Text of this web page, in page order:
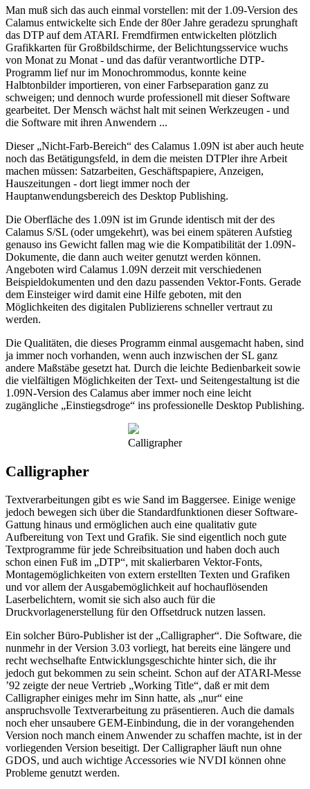
Man muß sich das auch einmal vorstellen: mit der 1.09-Version des
Calamus entwickelte sich Ende der 80er Jahre geradezu sprunghaft
das DTP auf dem ATARI. Fremdfirmen entwickelten plötzlich
Grafikkarten für Großbildschirme, der Belichtungsservice wuchs
von Monat zu Monat - und das dafür verantwortliche DTP-
Programm lief nur im Monochrommodus, konnte keine
Halbtonbilder importieren, von einer Farbseparation ganz zu
schweigen; und dennoch wurde professionell mit dieser Software
gearbeitet. Der Mensch wächst halt mit seinen Werkzeugen - und
die Software mit ihren Anwendern ...
Dieser „Nicht-Farb-Bereich“ des Calamus 1.09N ist aber auch heute
noch das Betätigungsfeld, in dem die meisten DTPler ihre Arbeit
machen müssen: Satzarbeiten, Geschäftspapiere, Anzeigen,
Hauszeitungen - dort liegt immer noch der
Hauptanwendungsbereich des Desktop Publishing.
Die Oberfläche des 1.09N ist im Grunde identisch mit der des
Calamus S/SL (oder umgekehrt), was bei einem späteren Aufstieg
genauso ins Gewicht fallen mag wie die Kompatibilität der 1.09N-
Dokumente, die dann auch weiter genutzt werden können.
Angeboten wird Calamus 1.09N derzeit mit verschiedenen
Beispieldokumenten und den dazu passenden Vektor-Fonts. Gerade
dem Einsteiger wird damit eine Hilfe geboten, mit den
Möglichkeiten des digitalen Publizierens schneller vertraut zu
werden.
Die Qualitäten, die dieses Programm einmal ausgemacht haben, sind
ja immer noch vorhanden, wenn auch inzwischen der SL ganz
andere Maßstäbe gesetzt hat. Durch die leichte Bedienbarkeit sowie
die vielfältigen Möglichkeiten der Text- und Seitengestaltung ist die
1.09N-Version des Calamus aber immer noch eine leicht
zugängliche „Einstiegsdroge“ ins professionelle Desktop Publishing.
Calligrapher
Calligrapher
Textverarbeitungen gibt es wie Sand im Baggersee. Einige wenige
jedoch bewegen sich über die Standardfunktionen dieser Software-
Gattung hinaus und ermöglichen auch eine qualitativ gute
Aufbereitung von Text und Grafik. Sie sind eigentlich noch gute
Textprogramme für jede Schreibsituation und haben doch auch
schon einen Fuß im „DTP“, mit skalierbaren Vektor-Fonts,
Montagemöglichkeiten von extern erstellten Texten und Grafiken
und vor allem der Ausgabemöglichkeit auf hochauflösenden
Laserbelichtern, womit sie sich also auch für die
Druckvorlagenerstellung für den Offsetdruck nutzen lassen.
Ein solcher Büro-Publisher ist der „Calligrapher“. Die Software, die
nunmehr in der Version 3.03 vorliegt, hat bereits eine längere und
recht wechselhafte Entwicklungsgeschichte hinter sich, die ihr
jedoch gut bekommen zu sein scheint. Schon auf der ATARI-Messe
’92 zeigte der neue Vertrieb „Working Title“, daß er mit dem
Calligrapher einiges mehr im Sinn hatte, als „nur“ eine
anspruchsvolle Textverarbeitung zu präsentieren. Auch die damals
noch eher unsaubere GEM-Einbindung, die in der vorangehenden
Version noch manch einem Anwender zu schaffen machte, ist in der
vorliegenden Version beseitigt. Der Calligrapher läuft nun ohne
GDOS, und auch wichtige Accessories wie NVDI können ohne
Probleme genutzt werden.